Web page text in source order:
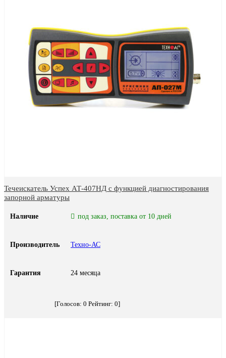
Течеискатель Успех АТ-407НД с функцией диагностирования
запорной арматуры
Наличие под заказ, поставка от 10 дней
Производитель Техно-АС
Гарантия 24 месяца
[Голосов: 0 Рейтинг: 0]